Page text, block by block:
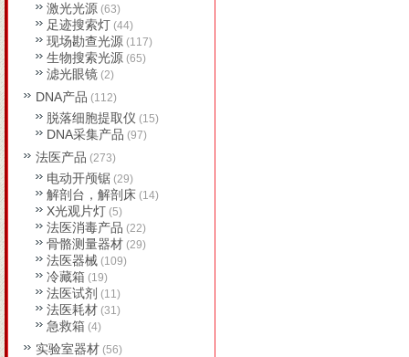
激光光源 (63)
足迹搜索灯 (44)
现场勘查光源 (117)
生物搜索光源 (65)
滤光眼镜 (2)
DNA产品 (112)
脱落细胞提取仪 (15)
DNA采集产品 (97)
法医产品 (273)
电动开颅锯 (29)
解剖台，解剖床 (14)
X光观片灯 (5)
法医消毒产品 (22)
骨骼测量器材 (29)
法医器械 (109)
冷藏箱 (19)
法医试剂 (11)
法医耗材 (31)
急救箱 (4)
实验室器材 (56)